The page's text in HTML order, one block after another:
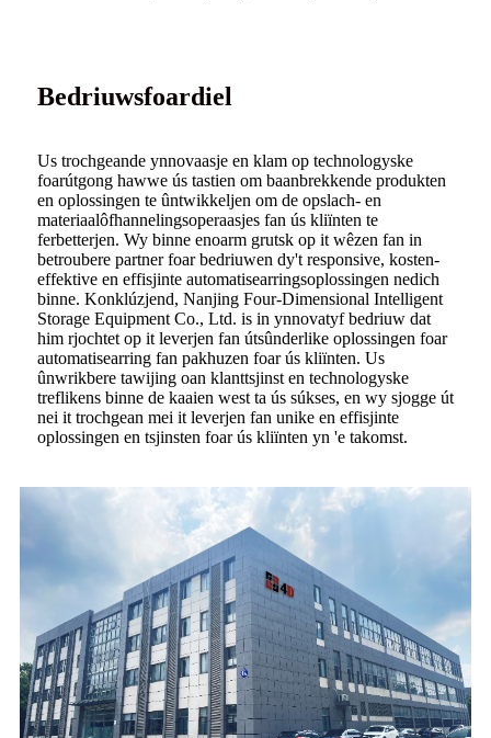
Bedriuwsfoardiel
Us trochgeande ynnovaasje en klam op technologyske
foarútgong hawwe ús tastien om baanbrekkende produkten
en oplossingen te ûntwikkeljen om de opslach- en
materiaalôfhannelingsoperaasjes fan ús kliïnten te
ferbetterjen. Wy binne enoarm grutsk op it wêzen fan in
betroubere partner foar bedriuwen dy't responsive, kosten-
effektive en effisjinte automatisearringsoplossingen nedich
binne. Konklúzjend, Nanjing Four-Dimensional Intelligent
Storage Equipment Co., Ltd. is in ynnovatyf bedriuw dat
him rjochtet op it leverjen fan útsûnderlike oplossingen foar
automatisearring fan pakhuzen foar ús kliïnten. Us
ûnwrikbere tawijing oan klanttsjinst en technologyske
treflikens binne de kaaien west ta ús súkses, en wy sjogge út
nei it trochgean mei it leverjen fan unike en effisjinte
oplossingen en tsjinsten foar ús kliïnten yn 'e takomst.